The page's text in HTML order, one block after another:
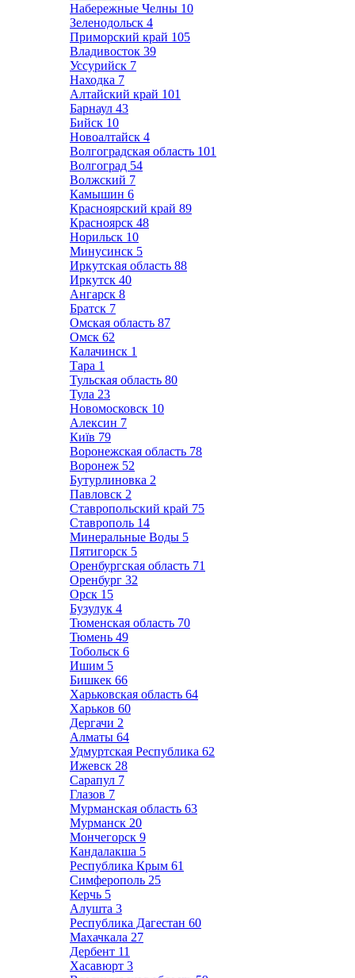
Набережные Челны 10
Зеленодольск 4
Приморский край 105
Владивосток 39
Уссурийск 7
Находка 7
Алтайский край 101
Барнаул 43
Бийск 10
Новоалтайск 4
Волгоградская область 101
Волгоград 54
Волжский 7
Камышин 6
Красноярский край 89
Красноярск 48
Норильск 10
Минусинск 5
Иркутская область 88
Иркутск 40
Ангарск 8
Братск 7
Омская область 87
Омск 62
Калачинск 1
Тара 1
Тульская область 80
Тула 23
Новомосковск 10
Алексин 7
Київ 79
Воронежская область 78
Воронеж 52
Бутурлиновка 2
Павловск 2
Ставропольский край 75
Ставрополь 14
Минеральные Воды 5
Пятигорск 5
Оренбургская область 71
Оренбург 32
Орск 15
Бузулук 4
Тюменская область 70
Тюмень 49
Тобольск 6
Ишим 5
Бишкек 66
Харьковская область 64
Харьков 60
Дергачи 2
Алматы 64
Удмуртская Республика 62
Ижевск 28
Сарапул 7
Глазов 7
Мурманская область 63
Мурманск 20
Мончегорск 9
Кандалакша 5
Республика Крым 61
Симферополь 25
Керчь 5
Алушта 3
Республика Дагестан 60
Махачкала 27
Дербент 11
Хасавюрт 3